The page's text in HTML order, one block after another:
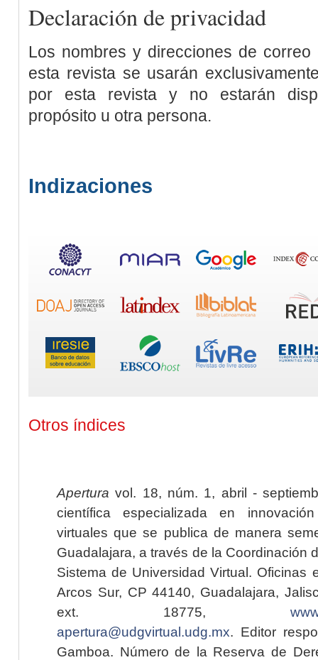
Declaración de privacidad
Los nombres y direcciones de
esta revista se usarán
por esta revista y no estarán
propósito u otra persona.
Indizaciones
Otros índices
Apertura vol. 18, núm. 1, abril -
científica especializada en
virtuales que se publica de manera
Guadalajara, a través de la Coordinación
Sistema de Universidad Virtual. Oficinas
Arcos Sur, CP 44140, Guadalajara,
ext. 18775,
apertura@udgvirtual.udg.mx. Editor
Gamboa. Número de la Reserva de